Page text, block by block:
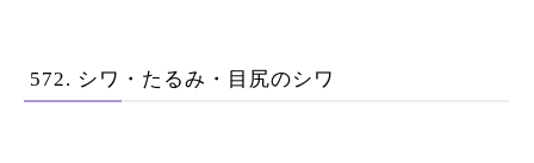
572. シワ・たるみ・目尻のシワ